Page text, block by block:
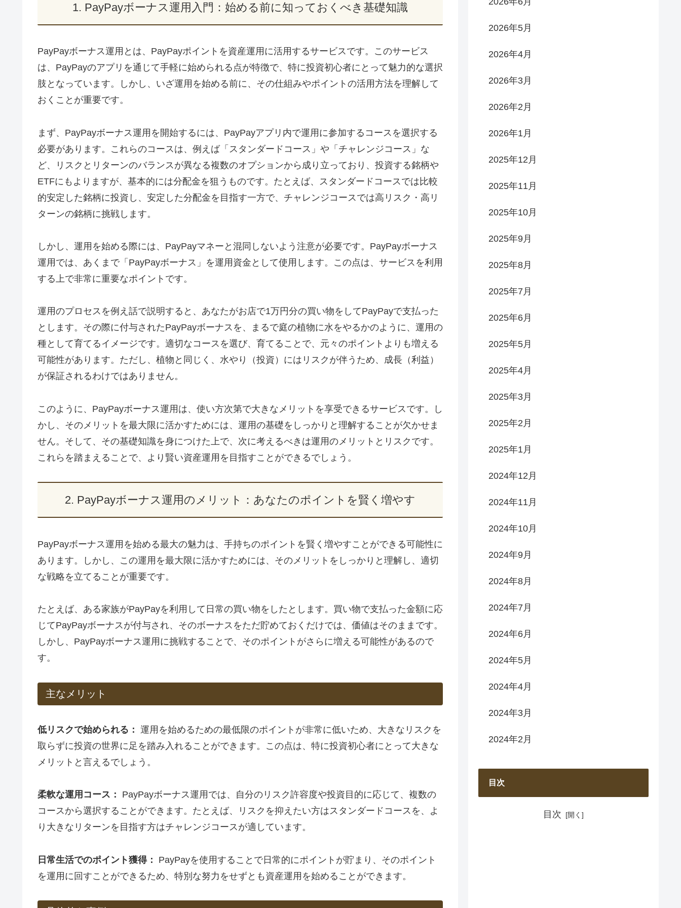
1. PayPayボーナス運用入門：始める前に知っておくべき基礎知識
PayPayボーナス運用とは、PayPayポイントを資産運用に活用するサービスです。このサービス
は、PayPayのアプリを通じて手軽に始められる点が特徴で、特に投資初心者にとって魅力的な選択
肢となっています。しかし、いざ運用を始める前に、その仕組みやポイントの活用方法を理解して
おくことが重要です。
まず、PayPayボーナス運用を開始するには、PayPayアプリ内で運用に参加するコースを選択する
必要があります。これらのコースは、例えば「スタンダードコース」や「チャレンジコース」な
ど、リスクとリターンのバランスが異なる複数のオプションから成り立っており、投資する銘柄や
ETFにもよりますが、基本的には分配金を狙うものです。たとえば、スタンダードコースでは比較
的安定した銘柄に投資し、安定した分配金を目指す一方で、チャレンジコースでは高リスク・高リ
ターンの銘柄に挑戦します。
しかし、運用を始める際には、PayPayマネーと混同しないよう注意が必要です。PayPayボーナス
運用では、あくまで「PayPayボーナス」を運用資金として使用します。この点は、サービスを利用
する上で非常に重要なポイントです。
運用のプロセスを例え話で説明すると、あなたがお店で1万円分の買い物をしてPayPayで支払った
とします。その際に付与されたPayPayボーナスを、まるで庭の植物に水をやるかのように、運用の
種として育てるイメージです。適切なコースを選び、育てることで、元々のポイントよりも増える
可能性があります。ただし、植物と同じく、水やり（投資）にはリスクが伴うため、成長（利益）
が保証されるわけではありません。
このように、PayPayボーナス運用は、使い方次第で大きなメリットを享受できるサービスです。し
かし、そのメリットを最大限に活かすためには、運用の基礎をしっかりと理解することが欠かせま
せん。そして、その基礎知識を身につけた上で、次に考えるべきは運用のメリットとリスクです。
これらを踏まえることで、より賢い資産運用を目指すことができるでしょう。
2. PayPayボーナス運用のメリット：あなたのポイントを賢く増やす
PayPayボーナス運用を始める最大の魅力は、手持ちのポイントを賢く増やすことができる可能性に
あります。しかし、この運用を最大限に活かすためには、そのメリットをしっかりと理解し、適切
な戦略を立てることが重要です。
たとえば、ある家族がPayPayを利用して日常の買い物をしたとします。買い物で支払った金額に応
じてPayPayボーナスが付与され、そのボーナスをただ貯めておくだけでは、価値はそのままです。
しかし、PayPayボーナス運用に挑戦することで、そのポイントがさらに増える可能性があるので
す。
主なメリット
低リスクで始められる： 運用を始めるための最低限のポイントが非常に低いため、大きなリスクを
取らずに投資の世界に足を踏み入れることができます。この点は、特に投資初心者にとって大きな
メリットと言えるでしょう。
柔軟な運用コース：
PayPayボーナス運用では、自分のリスク許容度や投資目的に応じて、複数の
コースから選択することができます。たとえば、リスクを抑えたい方はスタンダードコースを、よ
り大きなリターンを目指す方はチャレンジコースが適しています。
日常生活でのポイント獲得：
PayPayを使用することで日常的にポイントが貯まり、そのポイント
を運用に回すことができるため、特別な努力をせずとも資産運用を始めることができます。
2026年5月
2026年4月
2026年3月
2026年2月
2026年1月
2025年12月
2025年11月
2025年10月
2025年9月
2025年8月
2025年7月
2025年6月
2025年5月
2025年4月
2025年3月
2025年2月
2025年1月
2024年12月
2024年11月
2024年10月
2024年9月
2024年8月
2024年7月
2024年6月
2024年5月
2024年4月
2024年3月
2024年2月
目次
目次